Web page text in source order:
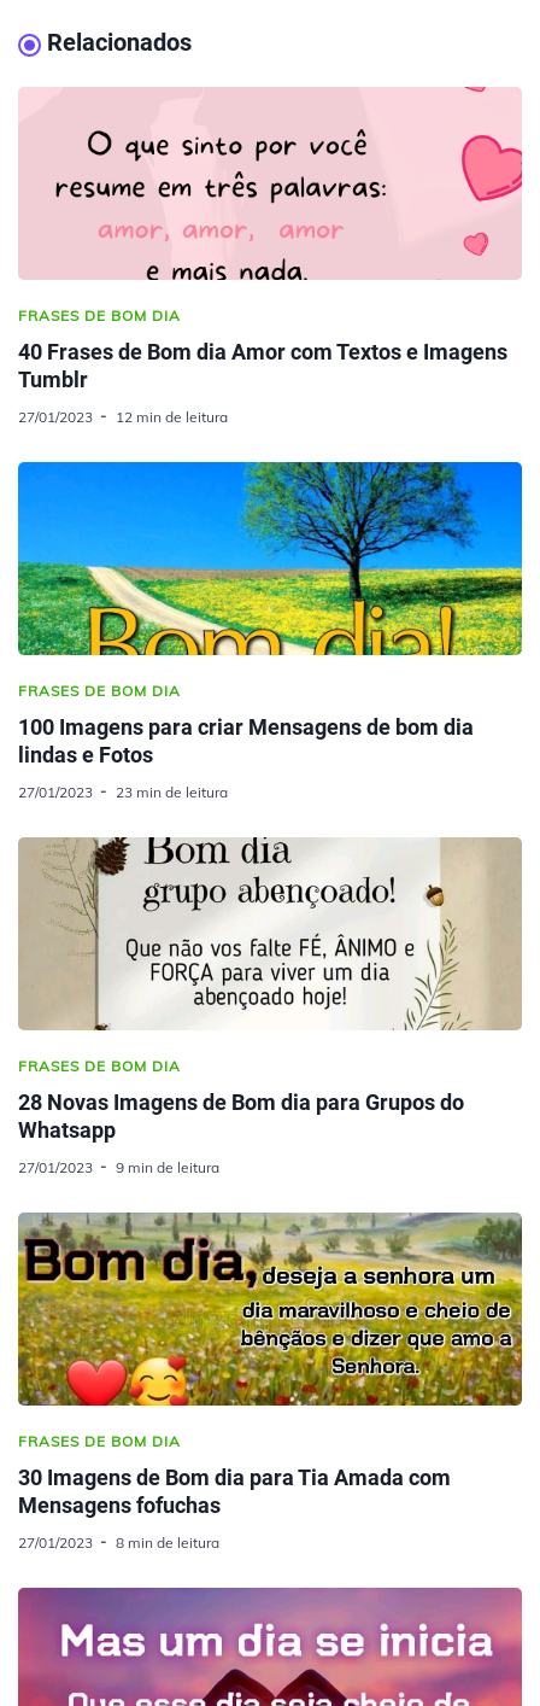
Relacionados
FRASES DE BOM DIA
40 Frases de Bom dia Amor com Textos e Imagens
Tumblr
27/01/2023 12 min de leitura
FRASES DE BOM DIA
100 Imagens para criar Mensagens de bom dia
lindas e Fotos
27/01/2023 23 min de leitura
FRASES DE BOM DIA
28 Novas Imagens de Bom dia para Grupos do
Whatsapp
27/01/2023 9 min de leitura
FRASES DE BOM DIA
30 Imagens de Bom dia para Tia Amada com
Mensagens fofuchas
27/01/2023 8 min de leitura